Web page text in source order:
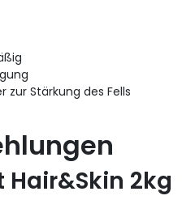
Stärkung des Fells
2kg